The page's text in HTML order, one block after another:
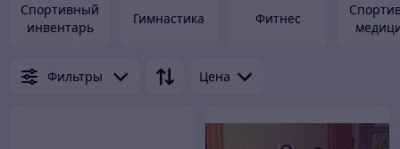
Спортивный
инвентарь
Гимнастика Фитнес
Фильтры Цена